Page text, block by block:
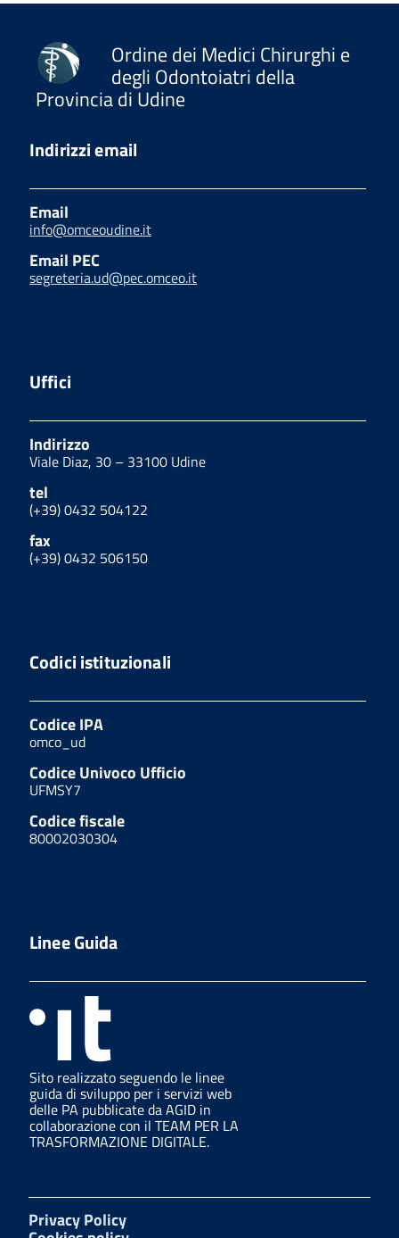
Ordine dei Medici Chirurghi e
degli Odontoiatri della
Provincia di Udine
Indirizzi email
Email
info@omceoudine.it
Email PEC
segreteria.ud@pec.omceo.it
Uffici
Indirizzo
Viale Diaz, 30 – 33100 Udine
tel
(+39) 0432 504122
fax
(+39) 0432 506150
Codici istituzionali
Codice IPA
omco_ud
Codice Univoco Ufficio
UFMSY7
Codice fiscale
80002030304
Linee Guida
Sito realizzato seguendo le linee
guida di sviluppo per i servizi web
delle PA pubblicate da AGID in
collaborazione con il TEAM PER LA
TRASFORMAZIONE DIGITALE.
Privacy Policy